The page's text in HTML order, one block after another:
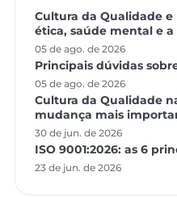
Cultura da Qualidade e
ética, saúde mental e a
05 de ago. de 2026
Principais dúvidas
05 de ago. de 2026
Cultura da Qualidade
mudança mais
30 de jun. de 2026
ISO 9001:2026: as 6
23 de jun. de 2026